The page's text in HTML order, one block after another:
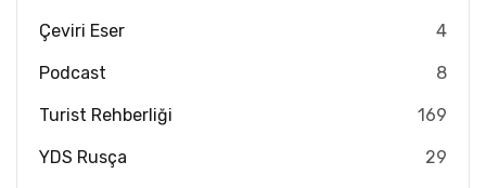
Çeviri Eser 4
Podcast 8
Turist Rehberliği 169
YDS Rusça 29